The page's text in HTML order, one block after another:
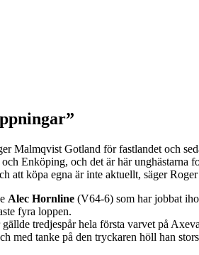
Malmqvist Gotland för fastlandet och
Enköping, och det är här unghästarna
att köpa egna är inte aktuellt, säger
Alec Hornline (V64-6) som har jobbat
fyra loppen.
tredjespår hela första varvet på
med tanke på den tryckaren höll han